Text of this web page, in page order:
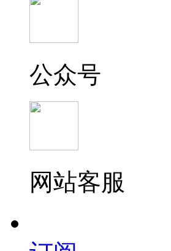
公众号
网站客服